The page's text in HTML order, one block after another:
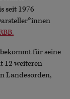
seit 1976
bekommt für seine
12 weiteren
Landesorden,